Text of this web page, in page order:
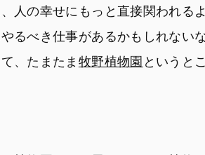
人の幸せにもっと直接関われる
るべき仕事があるかもしれない
、たまたま牧野植物園というと